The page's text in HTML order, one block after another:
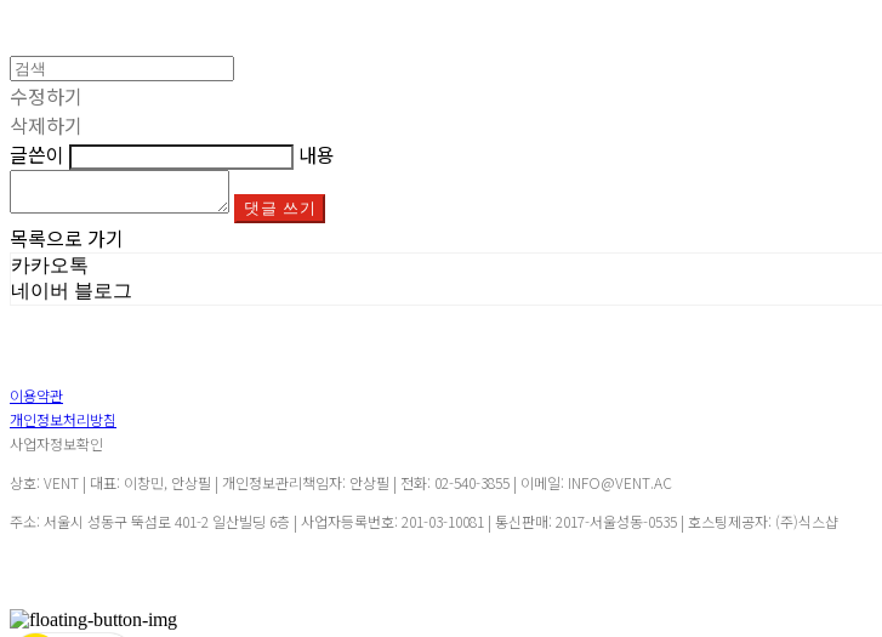
수정하기
삭제하기
글쓴이
내용
댓글 쓰기
목록으로 가기
카카오톡
네이버 블로그
이용약관
개인정보처리방침
사업자정보확인
상호: VENT | 대표: 이창민, 안상필 | 개인정보관리책임자: 안상필 | 전화: 02-540-3855 | 이메일: INFO@VENT.AC
주소: 서울시 성동구 뚝섬로 401-2 일산빌딩 6층 | 사업자등록번호: 201-03-10081 | 통신판매: 2017-서울성동-0535 | 호스팅제공자: (주)식스샵